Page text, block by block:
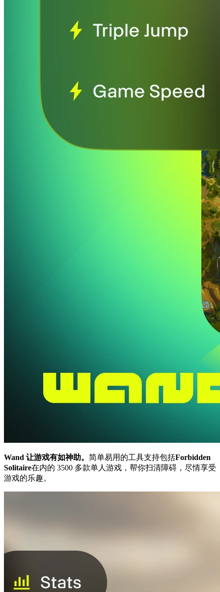
Wand 让游戏有如神助。 简单易用的工具支持包括Forbidden
Solitaire在内的 3500 多款单人游戏，帮你扫清障碍，尽情享受
游戏的乐趣。